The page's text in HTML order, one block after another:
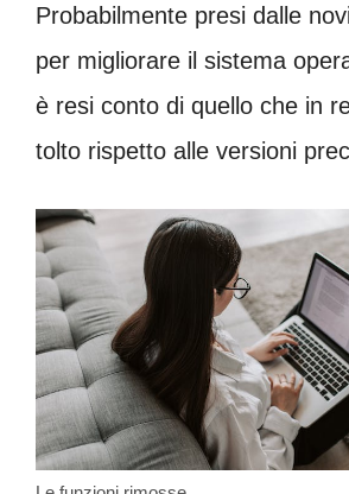
Probabilmente presi dalle
per migliorare il sistema
è resi conto di quello che in
tolto rispetto alle versioni